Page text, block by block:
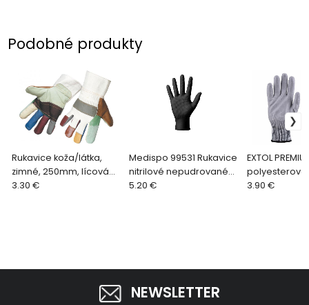
Podobné produkty
Rukavice koža/látka,
zimné, 250mm, lícová
hovädzia koža, teplá
3.30 €
Medispo 99531 Rukavice
nitrilové nepudrované
čierne, veľ. M
5.20 €
EXTOL
polyesterové
polomáčané
3.90 €
NEWSLETTER